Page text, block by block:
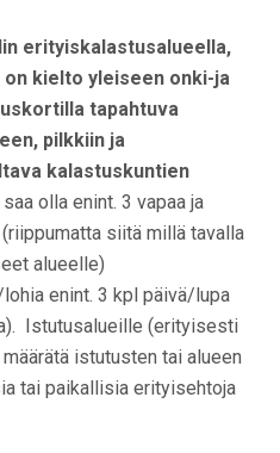
erityiskalastusalueella,
kielto yleiseen onki-ja
tapahtuva
pilkkiin ja
kalastuskuntien
olla enint. 3 vapaa ja
siitä millä tavalla
alueelle)
enint. 3 kpl päivä/lupa
Istutusalueille (erityisesti
istutusten tai alueen
tai paikallisia erityisehtoja